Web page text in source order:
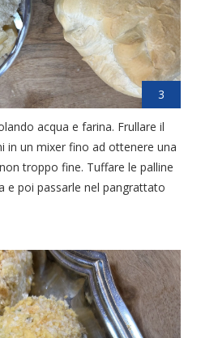
3
acqua e farina. Frullare il
in un mixer fino ad ottenere una
troppo fine. Tuffare le palline
e poi passarle nel pangrattato